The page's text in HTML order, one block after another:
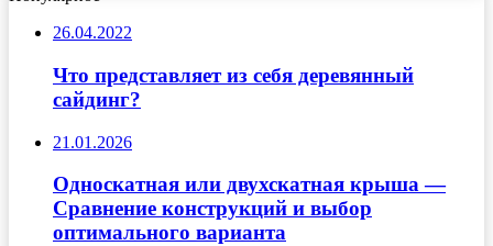
26.04.2022
Что представляет из себя деревянный
сайдинг?
21.01.2026
Односкатная или двухскатная крыша —
Сравнение конструкций и выбор
оптимального варианта